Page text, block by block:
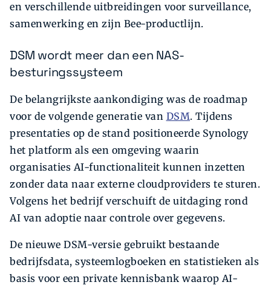
en verschillende uitbreidingen voor surveillance,
samenwerking en zijn Bee-productlijn.
DSM wordt meer dan een NAS-
besturingssysteem
De belangrijkste aankondiging was de roadmap
voor de volgende generatie van DSM. Tijdens
presentaties op de stand positioneerde Synology
het platform als een omgeving waarin
organisaties AI-functionaliteit kunnen inzetten
zonder data naar externe cloudproviders te sturen.
Volgens het bedrijf verschuift de uitdaging rond
AI van adoptie naar controle over gegevens.
De nieuwe DSM-versie gebruikt bestaande
bedrijfsdata, systeemlogboeken en statistieken als
basis voor een private kennisbank waarop AI-